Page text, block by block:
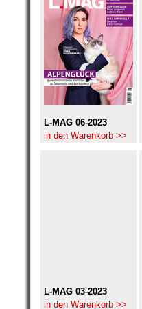
L-MAG 06-2023
in den Warenkorb >>
L-MAG 03-2023
in den Warenkorb >>